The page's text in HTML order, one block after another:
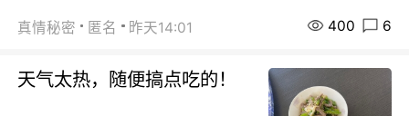
真情秘密 匿名 昨天14:01 400 6
天气太热，随便搞点吃的！